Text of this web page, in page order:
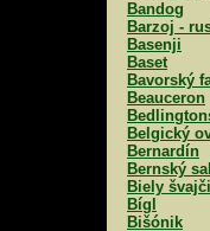
Bandog
Barzoj -
Basenji
Baset
Bavorský
Beauceron
Belgický
Bernardín
Bernský
Biely
Bígl
Bišónik